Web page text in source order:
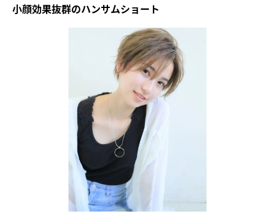
小顔効果抜群のハンサムショート